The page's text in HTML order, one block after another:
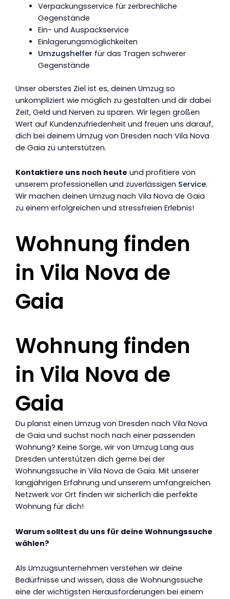
Verpackungsservice für zerbrechliche
Gegenstände
Ein- und Auspackservice
Einlagerungsmöglichkeiten
Umzugshelfer für das Tragen schwerer
Gegenstände
Unser oberstes Ziel ist es, deinen Umzug so
unkompliziert wie möglich zu gestalten und dir dabei
Zeit, Geld und Nerven zu sparen. Wir legen großen
Wert auf Kundenzufriedenheit und freuen uns darauf,
dich bei deinem Umzug von Dresden nach Vila Nova
de Gaia zu unterstützen.
Kontaktiere uns noch heute und profitiere von
unserem professionellen und zuverlässigen Service.
Wir machen deinen Umzug nach Vila Nova de Gaia
zu einem erfolgreichen und stressfreien Erlebnis!
Wohnung finden
in Vila Nova de
Gaia
Wohnung finden
in Vila Nova de
Gaia
Du planst einen Umzug von Dresden nach Vila Nova
de Gaia und suchst noch nach einer passenden
Wohnung? Keine Sorge, wir von Umzug Lang aus
Dresden unterstützen dich gerne bei der
Wohnungssuche in Vila Nova de Gaia. Mit unserer
langjährigen Erfahrung und unserem umfangreichen
Netzwerk vor Ort finden wir sicherlich die perfekte
Wohnung für dich!
Warum solltest du uns für deine Wohnungssuche
wählen?
Als Umzugsunternehmen verstehen wir deine
Bedürfnisse und wissen, dass die Wohnungssuche
eine der wichtigsten Herausforderungen bei einem